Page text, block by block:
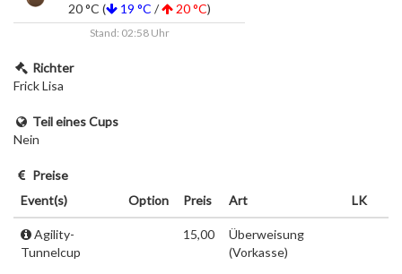
20 °C (
19 °C / 20 °C)
Stand: 02:58 Uhr
Richter
Frick Lisa
Teil eines Cups
Nein
Preise
Event(s)
Option Preis Art LK
Agility-
Tunnelcup
15,00
Überweisung
(Vorkasse)